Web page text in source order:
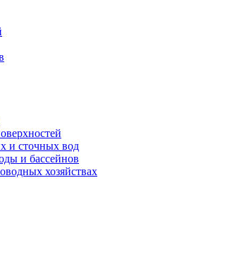
и сточных вод
и бассейнов
хозяйствах